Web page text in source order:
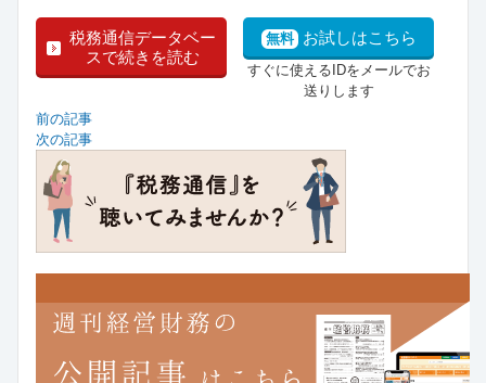
税務通信データベー
スで続きを読む
無料 お試しはこちら
すぐに使えるIDをメールでお
送りします
前の記事
次の記事